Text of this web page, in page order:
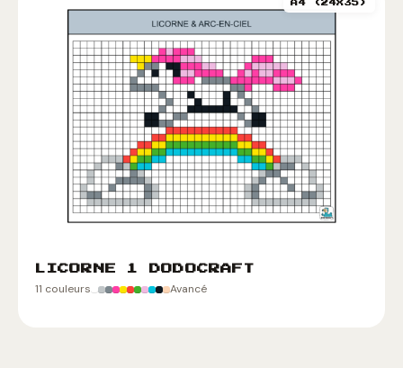
A4 (24X35)
LICORNE 1 DODOCRAFT
11 couleurs Avancé